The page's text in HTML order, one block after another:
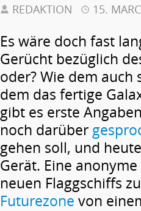
REDAKTION 15.
Es wäre doch fast
Gerücht bezüglich
oder? Wie dem
dem das fertige
gibt es erste
noch darüber
gehen soll, und
Gerät. Eine
neuen Flaggschiffs
Futurezone von